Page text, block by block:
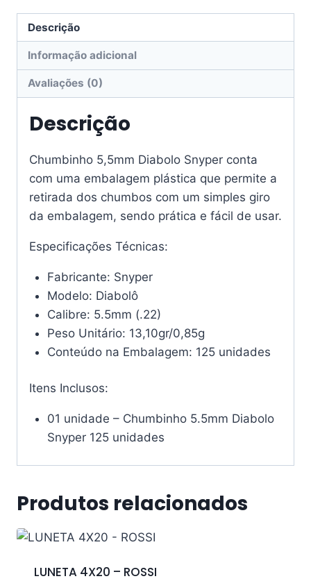
Descrição
Informação adicional
Avaliações (0)
Descrição
Chumbinho 5,5mm Diabolo Snyper conta
com uma embalagem plástica que permite a
retirada dos chumbos com um simples giro
da embalagem, sendo prática e fácil de usar.
Especificações Técnicas:
Fabricante: Snyper
Modelo: Diabolô
Calibre: 5.5mm (.22)
Peso Unitário: 13,10gr/0,85g
Conteúdo na Embalagem: 125 unidades
Itens Inclusos:
01 unidade – Chumbinho 5.5mm Diabolo
Snyper 125 unidades
Produtos relacionados
LUNETA 4X20 – ROSSI